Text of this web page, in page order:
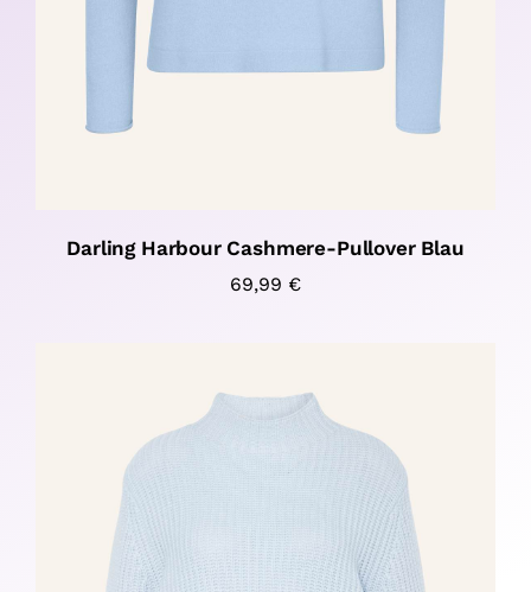
Darling Harbour Cashmere-Pullover Blau
69,99 €